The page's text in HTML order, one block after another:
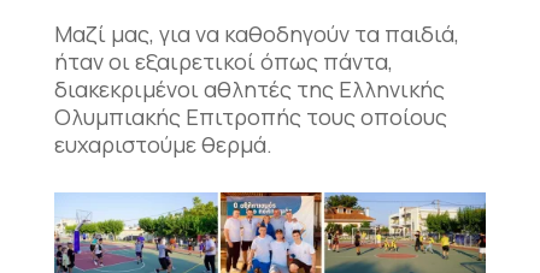
Μαζί μας, για να καθοδηγούν τα παιδιά,
ήταν οι εξαιρετικοί όπως πάντα,
διακεκριμένοι αθλητές της Ελληνικής
Ολυμπιακής Επιτροπής τους οποίους
ευχαριστούμε θερμά.